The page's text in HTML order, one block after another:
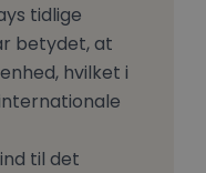
tidlige
betydet, at
hvilket i
til det